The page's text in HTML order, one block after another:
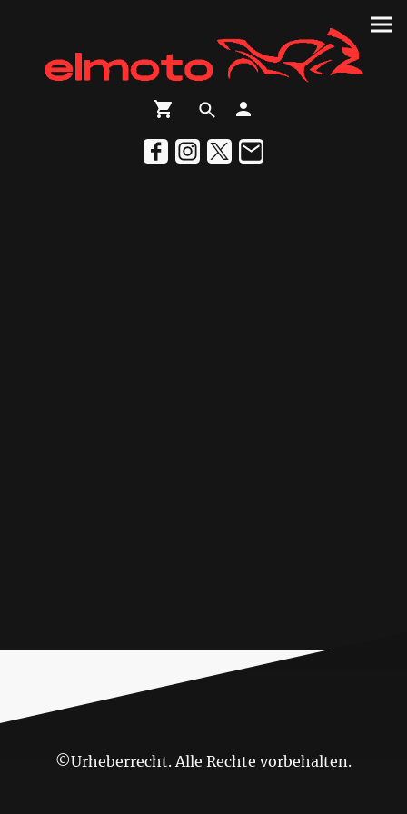
©Urheberrecht. Alle Rechte vorbehalten.